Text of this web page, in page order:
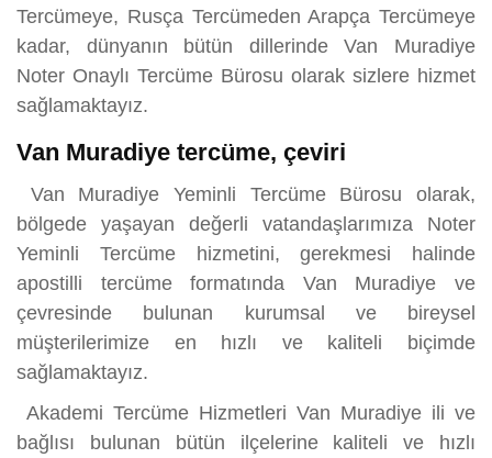
Tercümeye, Rusça Tercümeden Arapça Tercümeye
kadar, dünyanın bütün dillerinde Van Muradiye
Noter Onaylı Tercüme Bürosu olarak sizlere hizmet
sağlamaktayız.
Van Muradiye tercüme, çeviri
Van Muradiye Yeminli Tercüme Bürosu olarak,
bölgede yaşayan değerli vatandaşlarımıza Noter
Yeminli Tercüme hizmetini, gerekmesi halinde
apostilli tercüme formatında Van Muradiye ve
çevresinde bulunan kurumsal ve bireysel
müşterilerimize en hızlı ve kaliteli biçimde
sağlamaktayız.
Akademi Tercüme Hizmetleri Van Muradiye ili ve
bağlısı bulunan bütün ilçelerine kaliteli ve hızlı